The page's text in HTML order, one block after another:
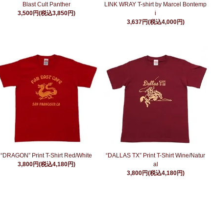
Blast Cult Panther
3,500円(税込3,850円)
LINK WRAY T-shirt by Marcel Bontemp
i
3,637円(税込4,000円)
“DRAGON” Print T-Shirt Red/White
3,800円(税込4,180円)
“DALLAS TX” Print T-Shirt Wine/Natur
al
3,800円(税込4,180円)